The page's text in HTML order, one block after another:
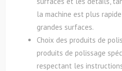
la machine est plus
grandes surfaces.
Choix des produits de
produits de polissage
respectant les